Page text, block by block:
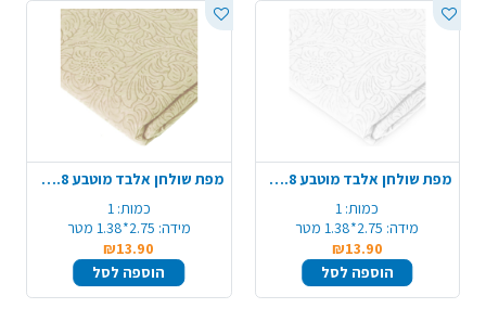
מפת שולחן אלבד מוטבע 1.4X2.8 מ' - לבן
כמות: 1
מידה: 2.75*1.38 מטר
₪13.90
הוספה לסל
מפת שולחן אלבד מוטבע 1.4X2.8 מ' - קרם
כמות: 1
מידה: 2.75*1.38 מטר
₪13.90
הוספה לסל